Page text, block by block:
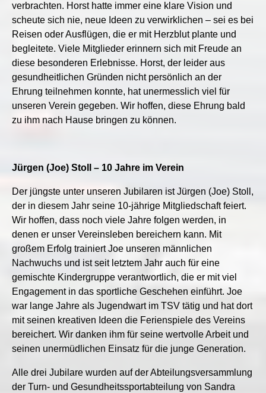
verbrachten. Horst hatte immer eine klare Vision und
scheute sich nie, neue Ideen zu verwirklichen – sei es bei
Reisen oder Ausflügen, die er mit Herzblut plante und
begleitete. Viele Mitglieder erinnern sich mit Freude an
diese besonderen Erlebnisse. Horst, der leider aus
gesundheitlichen Gründen nicht persönlich an der
Ehrung teilnehmen konnte, hat unermesslich viel für
unseren Verein gegeben. Wir hoffen, diese Ehrung bald
zu ihm nach Hause bringen zu können.
Jürgen (Joe) Stoll – 10 Jahre im Verein
Der jüngste unter unseren Jubilaren ist Jürgen (Joe) Stoll,
der in diesem Jahr seine 10-jährige Mitgliedschaft feiert.
Wir hoffen, dass noch viele Jahre folgen werden, in
denen er unser Vereinsleben bereichern kann. Mit
großem Erfolg trainiert Joe unseren männlichen
Nachwuchs und ist seit letztem Jahr auch für eine
gemischte Kindergruppe verantwortlich, die er mit viel
Engagement in das sportliche Geschehen einführt. Joe
war lange Jahre als Jugendwart im TSV tätig und hat dort
mit seinen kreativen Ideen die Ferienspiele des Vereins
bereichert. Wir danken ihm für seine wertvolle Arbeit und
seinen unermüdlichen Einsatz für die junge Generation.
Alle drei Jubilare wurden auf der Abteilungsversammlung
der Turn- und Gesundheitssportabteilung von Sandra